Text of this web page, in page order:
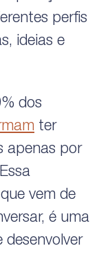
perfis
ideias e
dos
ter
apenas por
vem de
é uma
desenvolver